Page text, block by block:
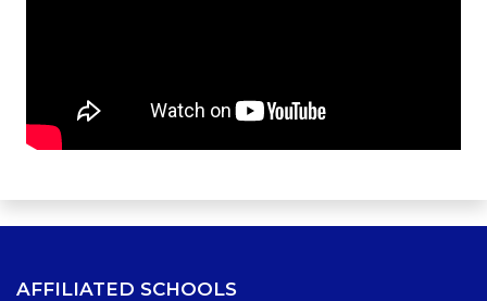
AFFILIATED SCHOOLS